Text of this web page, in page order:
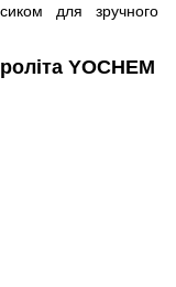
для зручного
YOCHEM